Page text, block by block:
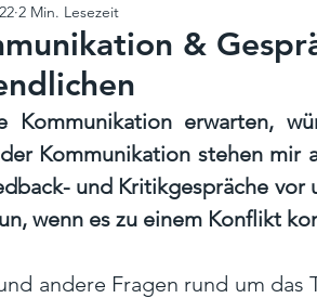
Ausbildungen
&
2 Min. Lesezeit
Kommunikation erwarten,
Kommunikation stehen mir
und Kritikgespräche vor
wenn es zu einem Konflikt
andere Fragen rund um das